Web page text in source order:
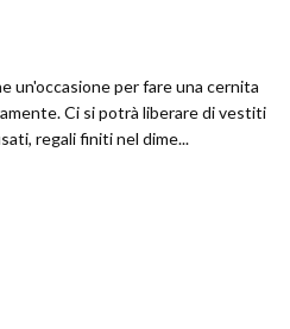
un'occasione per fare una cernita
Ci si potrà liberare di vestiti
regali finiti nel dime...